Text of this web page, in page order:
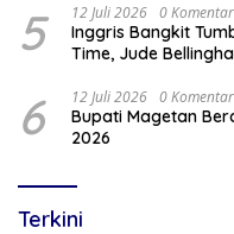
5 12 Juli 2026 0 Komentar
Inggris Bangkit
Time, Jude
6 12 Juli 2026 0 Komentar
Bupati Magetan
2026
Terkini